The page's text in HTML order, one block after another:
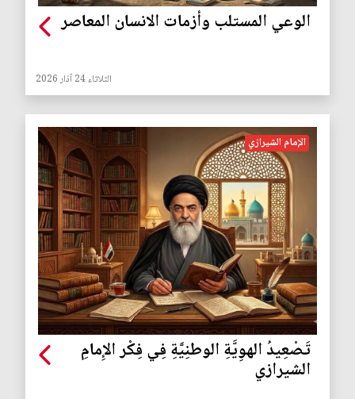
الوعي المستلب وأزمات الانسان المعاصر
الثلاثاء 24 آذار 2026
الإمام الشيرازي
تَصْعِيدُ الهوِيَّةِ الوطنِيَّةِ فِي فِكْر الإِمامِ
الشيرازي